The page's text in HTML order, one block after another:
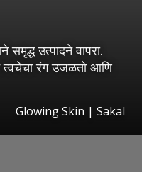
उत्पादने वापरा.
त्वचेचा रंग उजळतो आणि
Glowing Skin | Sakal